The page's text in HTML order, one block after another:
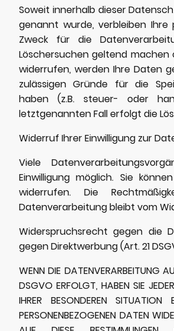
Soweit innerhalb dieser
genannt wurde, verbleiben
Zweck für die
Löschersuchen geltend machen
widerrufen, werden Ihre Daten
zulässigen Gründe für die
haben (z.B. steuer- oder
letztgenannten Fall erfolgt die
Widerruf Ihrer Einwilligung zur
Viele
Einwilligung möglich. Sie
widerrufen. Die
Datenverarbeitung bleibt vom
Widerspruchsrecht gegen die
gegen Direktwerbung (Art. 21
WENN DIE DATENVERARBEITUNG
DSGVO ERFOLGT, HABEN SIE
IHRER BESONDEREN SITUATION
PERSONENBEZOGENEN DATEN